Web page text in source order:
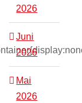
2026
Juni
2026
Mai
2026